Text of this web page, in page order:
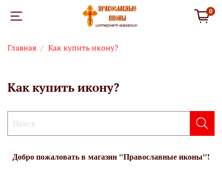
0
Главная Как купить икону?
Как купить икону?
Добро пожаловать в магазин "Православные иконы"!